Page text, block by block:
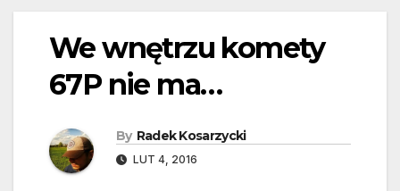
We wnętrzu komety
67P nie ma…
By Radek Kosarzycki
LUT 4, 2016